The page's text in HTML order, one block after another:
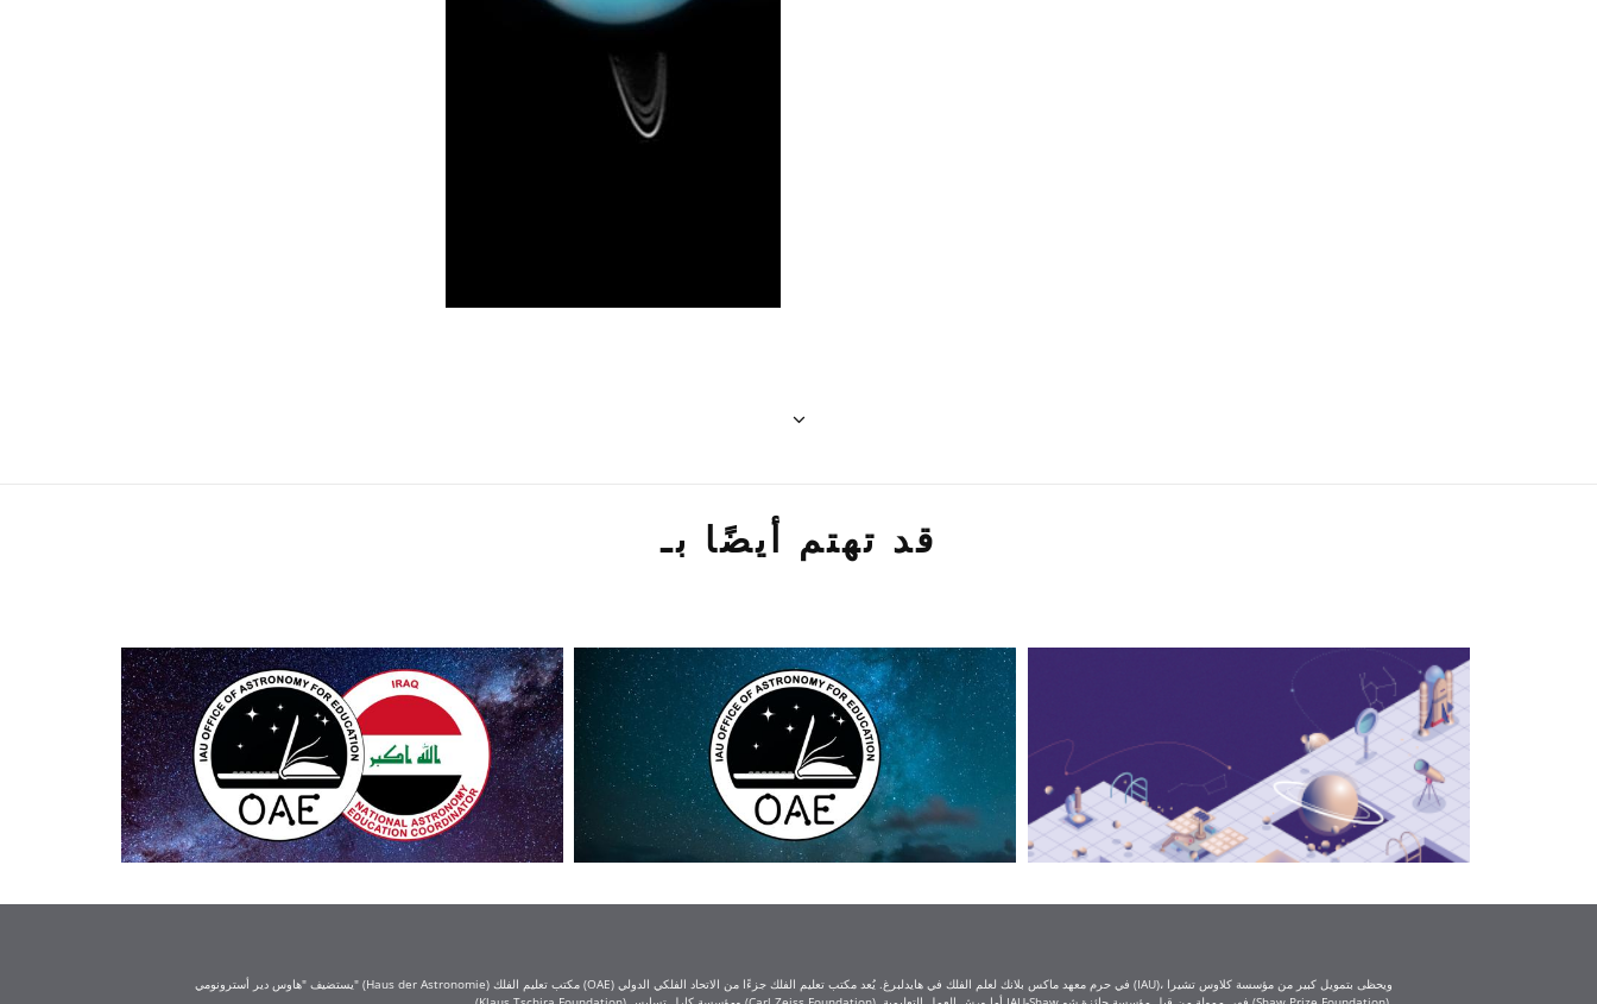
قد تهتم أيضًا بـ
يستضيف "هاوس دير أسترونومي" (Haus der Astronomie) مكتب تعليم الفلك (OAE) في حرم معهد ماكس بلانك لعلم الفلك في هايدلبرغ. يُعد مكتب تعليم الفلك جزءًا من الاتحاد الفلكي الدولي (IAU)، ويحظى بتمويل كبير من مؤسسة كلاوس تشيرا